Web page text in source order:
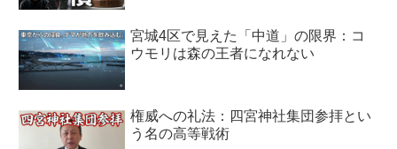
宮城4区で見えた「中道」の限界：コ
ウモリは森の王者になれない
権威への礼法：四宮神社集団参拝とい
う名の高等戦術